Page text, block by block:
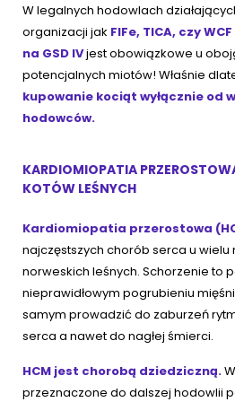
W legalnych hodowlach
organizacji jak FIFe, TICA, czy
na GSD IVjest obowiązkowe u
potencjalnych miotów! Właśnie
kupowanie kociąt wyłącznie od
hodowców.
KARDIOMIOPATIA
KOTÓW LEŚNYCH
Kardiomiopatia przerostowa
najczęstszych chorób serca u wielu
norweskich leśnych. Schorzenie to
nieprawidłowym pogrubieniu
samym prowadzić do zaburzeń
serca a nawet do nagłej śmierci.
HCM jest chorobą dziedziczną.
przeznaczone do dalszej hodowlii